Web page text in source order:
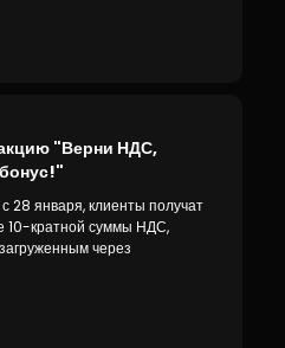
"Верни НДС,
28 января, клиенты получат
10-кратной суммы НДС,
через